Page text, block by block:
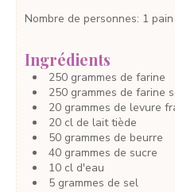
Nombre de personnes: 1
Ingrédients
250 grammes de farine
250 grammes de farine
20 grammes de levure
20 cl de lait tiède
50 grammes de beurre
40 grammes de sucre
10 cl d'eau
5 grammes de sel